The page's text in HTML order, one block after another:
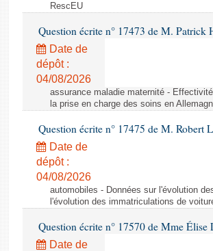
RescEU
Question écrite n° 17473 de M. Patrick
Date de
dépôt :
04/08/2026
assurance maladie maternité -
la prise en charge des soins en
Question écrite n° 17475 de M. Robert
Date de
dépôt :
04/08/2026
automobiles - Données sur l'évolution
l'évolution des immatriculations de
Question écrite n° 17570 de Mme Élise
Date de